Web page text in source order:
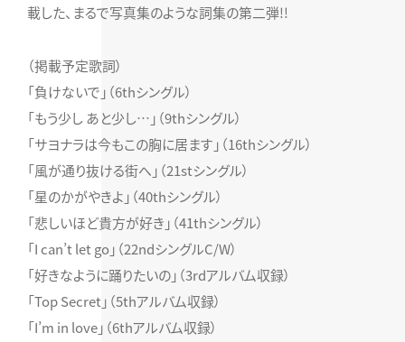
載した、まるで写真集のような詞集の第二弾!!
（掲載予定歌詞）
「負けないで」（6thシングル）
「もう少し あと少し…」（9thシングル）
「サヨナラは今もこの胸に居ます」（16thシングル）
「風が通り抜ける街へ」（21stシングル）
「星のかがやきよ」（40thシングル）
「悲しいほど貴方が好き」（41thシングル）
「I can’t let go」（22ndシングルC/W）
「好きなように踊りたいの」（3rdアルバム収録）
「Top Secret」（5thアルバム収録）
「I’m in love」（6thアルバム収録）